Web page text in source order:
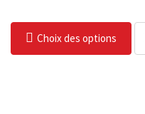
Choix des options